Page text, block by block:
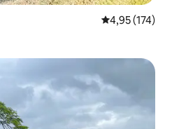
Prosječna
4,95 (174)
oznakom „Odabrali gosti”